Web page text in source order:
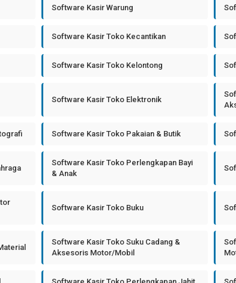
Software Kasir Warung
Software Kasir Toko Kecantikan
Software Kasir Toko Kelontong
Software Kasir Toko Elektronik
Software Kasir Toko Pakaian & Butik
Software Kasir Toko Perlengkapan Bayi
& Anak
Software Kasir Toko Buku
Software Kasir Toko Suku Cadang &
Aksesoris Motor/Mobil